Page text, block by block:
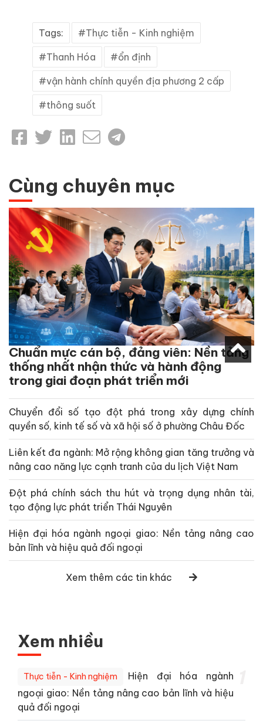
Tags: Thực tiễn - Kinh nghiệm
Thanh Hóa ổn định
vận hành chính quyền địa phương 2 cấp
thông suốt
Cùng chuyên mục
Chuẩn mực cán bộ, đảng viên: Nền tảng
thống nhất nhận thức và hành động
trong giai đoạn phát triển mới
Chuyển đổi số tạo đột phá trong xây dựng chính
quyền số, kinh tế số và xã hội số ở phường Châu Đốc
Liên kết đa ngành: Mở rộng không gian tăng trưởng và
nâng cao năng lực cạnh tranh của du lịch Việt Nam
Đột phá chính sách thu hút và trọng dụng nhân tài,
tạo động lực phát triển Thái Nguyên
Hiện đại hóa ngành ngoại giao: Nền tảng nâng cao
bản lĩnh và hiệu quả đối ngoại
Xem thêm các tin khác
Xem nhiều
Thực tiễn - Kinh nghiệm
Hiện đại hóa ngành
ngoại giao: Nền tảng nâng cao bản lĩnh và hiệu
quả đối ngoại